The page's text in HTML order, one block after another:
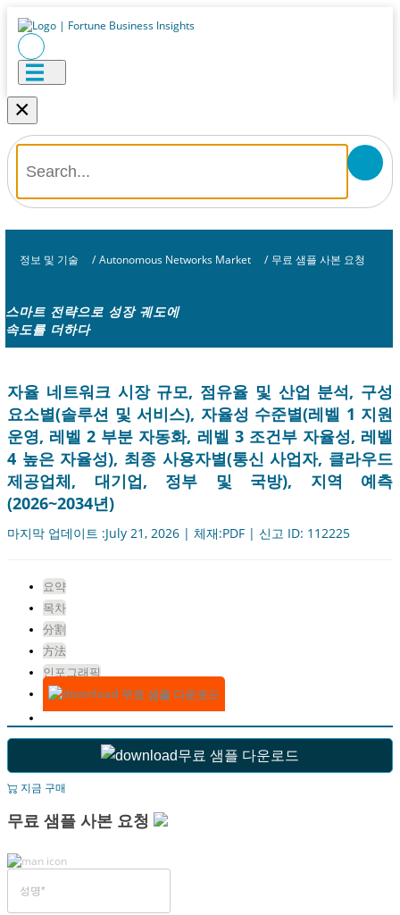
×
정보 및 기술 / Autonomous Networks Market / 무료 샘플 사본 요청
스마트 전략으로 성장 궤도에
속도를 더하다
자율 네트워크 시장 규모, 점유율 및 산업 분석, 구성
요소별(솔루션 및 서비스), 자율성 수준별(레벨 1 지원
운영, 레벨 2 부분 자동화, 레벨 3 조건부 자율성, 레벨
4 높은 자율성), 최종 사용자별(통신 사업자, 클라우드
제공업체, 대기업, 정부 및 국방), 지역 예측
(2026~2034년)
마지막 업데이트 :July 21, 2026 | 체재:PDF | 신고 ID: 112225
요약
목차
分割
方法
인포그래픽
무료 샘플 다운로드
무료 샘플 다운로드
지금 구매
무료 샘플 사본 요청